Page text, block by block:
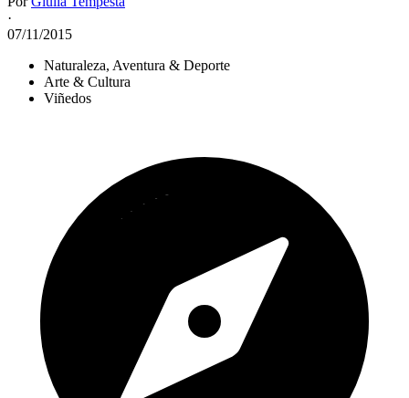
·
07/11/2015
Naturaleza, Aventura & Deporte
Arte & Cultura
Viñedos